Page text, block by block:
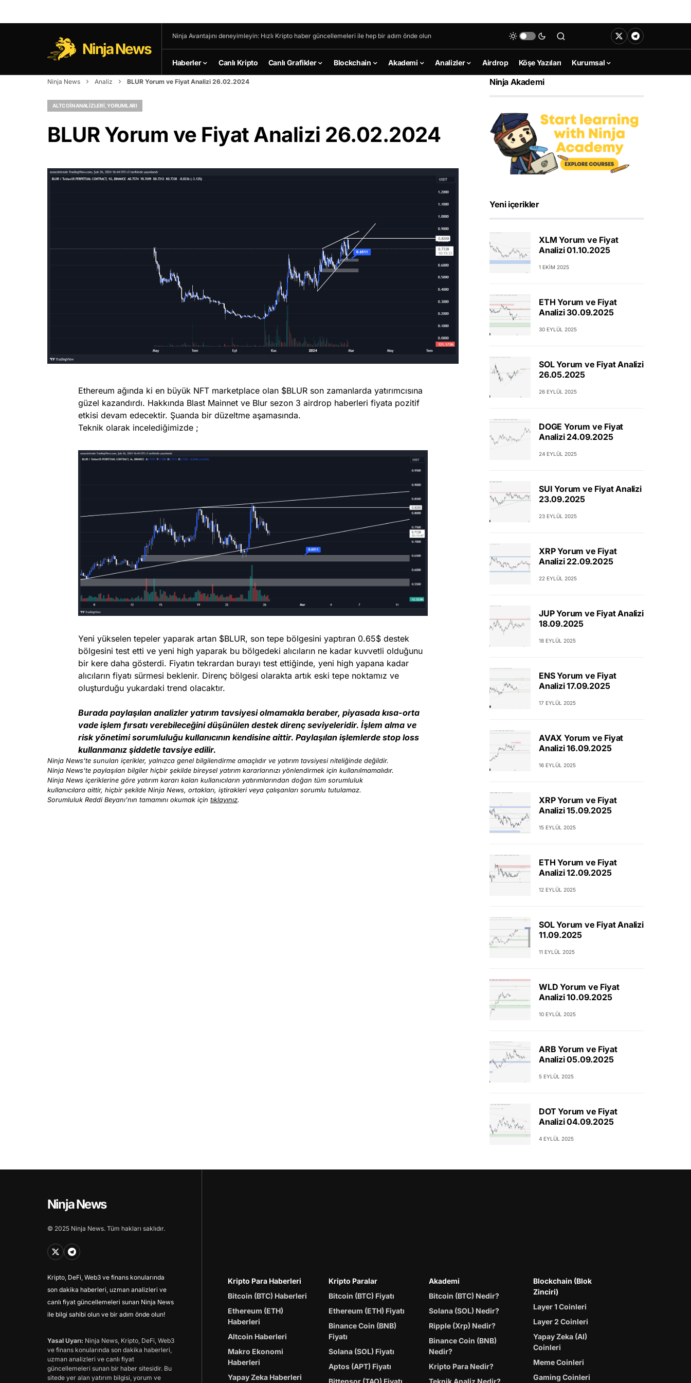
Ninja News
Ninja Avantajını deneyimleyin: Hızlı Kripto haber güncellemeleri ile hep bir adım önde olun
Haberler Canlı Kripto Canlı Grafikler Blockchain Akademi Analizler Airdrop Köşe Yazıları Kurumsal
Ninja News Analiz BLUR Yorum ve Fiyat Analizi 26.02.2024
ALTCOIN ANALIZLERI, YORUMLARI
BLUR Yorum ve Fiyat Analizi 26.02.2024
Ethereum ağında ki en büyük NFT marketplace olan $BLUR son zamanlarda yatırımcısına
güzel kazandırdı. Hakkında Blast Mainnet ve Blur sezon 3 airdrop haberleri fiyata pozitif
etkisi devam edecektir. Şuanda bir düzeltme aşamasında.
Teknik olarak incelediğimizde ;
Yeni yükselen tepeler yaparak artan $BLUR, son tepe bölgesini yaptıran 0.65$ destek
bölgesini test etti ve yeni high yaparak bu bölgedeki alıcıların ne kadar kuvvetli olduğunu
bir kere daha gösterdi. Fiyatın tekrardan burayı test ettiğinde, yeni high yapana kadar
alıcıların fiyatı sürmesi beklenir. Direnç bölgesi olarakta artık eski tepe noktamız ve
oluşturduğu yukardaki trend olacaktır.
Burada paylaşılan analizler yatırım tavsiyesi olmamakla beraber, piyasada kısa-orta
vade işlem fırsatı verebileceğini düşünülen destek direnç seviyeleridir. İşlem alma ve
risk yönetimi sorumluluğu kullanıcının kendisine aittir. Paylaşılan işlemlerde stop loss
kullanmanız şiddetle tavsiye edilir.
Ninja News’te sunulan içerikler, yalnızca genel bilgilendirme amaçlıdır ve yatırım tavsiyesi niteliğinde değildir.
Ninja News’te paylaşılan bilgiler hiçbir şekilde bireysel yatırım kararlarınızı yönlendirmek için kullanılmamalıdır.
Ninja News içeriklerine göre yatırım kararı kalan kullanıcıların yatırımlarından doğan tüm sorumluluk
kullanıcılara aittir, hiçbir şekilde Ninja News, ortakları, iştirakleri veya çalışanları sorumlu tutulamaz.
Sorumluluk Reddi Beyanı’nın tamamını okumak için tıklayınız.
Ninja Akademi
Yeni içerikler
XLM Yorum ve Fiyat
Analizi 01.10.2025
1 EKIM 2025
ETH Yorum ve Fiyat
Analizi 30.09.2025
30 EYLÜL 2025
SOL Yorum ve Fiyat Analizi
26.05.2025
26 EYLÜL 2025
DOGE Yorum ve Fiyat
Analizi 24.09.2025
24 EYLÜL 2025
SUI Yorum ve Fiyat Analizi
23.09.2025
23 EYLÜL 2025
XRP Yorum ve Fiyat
Analizi 22.09.2025
22 EYLÜL 2025
JUP Yorum ve Fiyat Analizi
18.09.2025
18 EYLÜL 2025
ENS Yorum ve Fiyat
Analizi 17.09.2025
17 EYLÜL 2025
AVAX Yorum ve Fiyat
Analizi 16.09.2025
16 EYLÜL 2025
XRP Yorum ve Fiyat
Analizi 15.09.2025
15 EYLÜL 2025
ETH Yorum ve Fiyat
Analizi 12.09.2025
12 EYLÜL 2025
SOL Yorum ve Fiyat Analizi
11.09.2025
11 EYLÜL 2025
WLD Yorum ve Fiyat
Analizi 10.09.2025
10 EYLÜL 2025
ARB Yorum ve Fiyat
Analizi 05.09.2025
5 EYLÜL 2025
DOT Yorum ve Fiyat
Analizi 04.09.2025
4 EYLÜL 2025
Ninja News
© 2025 Ninja News. Tüm hakları saklıdır.
Kripto, DeFi, Web3 ve finans konularında
son dakika haberleri, uzman analizleri ve
canlı fiyat güncellemeleri sunan Ninja News
ile bilgi sahibi olun ve bir adım önde olun!
Yasal Uyarı: Ninja News, Kripto, DeFi, Web3
ve finans konularında son dakika haberleri,
uzman analizleri ve canlı fiyat
güncellemeleri sunan bir haber sitesidir. Bu
sitede yer alan yatırım bilgisi, yorum ve
Kripto Para Haberleri
Bitcoin (BTC) Haberleri
Ethereum (ETH)
Haberleri
Altcoin Haberleri
Makro Ekonomi
Haberleri
Yapay Zeka Haberleri
Kripto Paralar
Bitcoin (BTC) Fiyatı
Ethereum (ETH) Fiyatı
Binance Coin (BNB)
Fiyatı
Solana (SOL) Fiyatı
Aptos (APT) Fiyatı
Bittensor (TAO) Fiyatı
Akademi
Bitcoin (BTC) Nedir?
Solana (SOL) Nedir?
Ripple (Xrp) Nedir?
Binance Coin (BNB)
Nedir?
Kripto Para Nedir?
Teknik Analiz Nedir?
Blockchain (Blok
Zinciri)
Layer 1 Coinleri
Layer 2 Coinleri
Yapay Zeka (AI)
Coinleri
Meme Coinleri
Gaming Coinleri